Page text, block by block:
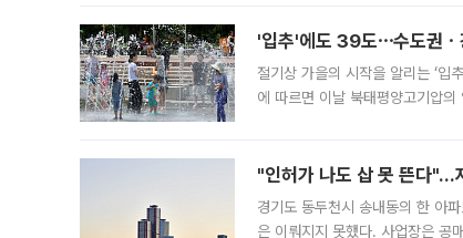
'입추'에도 39도⋯수도권
절기상 가을의 시작을 알리는 ‘입
에 따르면 이날 북태평양고기압
"인허가 나도 삽 못 뜬다"…
경기도 동두천시 송내동의 한 아
은 이뤄지지 못했다. 사업장은